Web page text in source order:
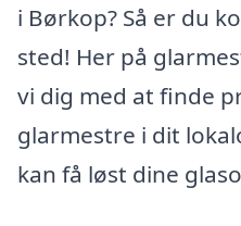
i Børkop? Så er du
sted! Her på
vi dig med at finde
glarmestre i dit
kan få løst dine